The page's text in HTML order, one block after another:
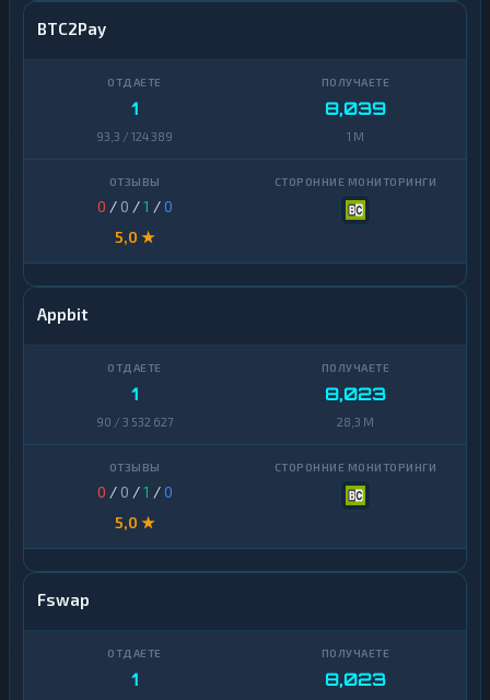
BTC2Pay
1
93,3 / 124 389
8,039
1 M
0 / 0 /1 /0
5,0 ★
Appbit
1
90 / 3 532 627
8,023
28,3 M
0 / 0 /1 /0
5,0 ★
Fswap
1 8,023